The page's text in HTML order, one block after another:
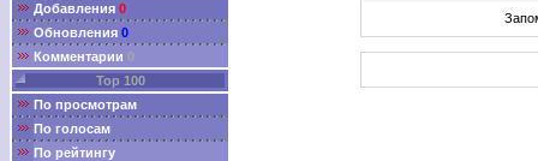
Добавления 0
Обновления 0
Комментарии 0
Top 100
По просмотрам
По голосам
По рейтингу